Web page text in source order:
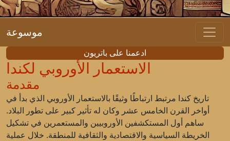
موسوعة
ادعمنا على باتريون
الاستعمار الأوروبي لكندا
مقدمة
تاريخ كندا مرتبط ارتباطًا وثيقًا بالاستعمار الأوروبي الذي بدأ في
أواخر القرن الخامس عشر وكان له تأثير كبير على تطور البلاد.
ساهم أول المستكشفين الأوروبيين والمستعمرين في تشكيل
الخريطة السياسية والاقتصادية والثقافية للمنطقة. خلال عملية